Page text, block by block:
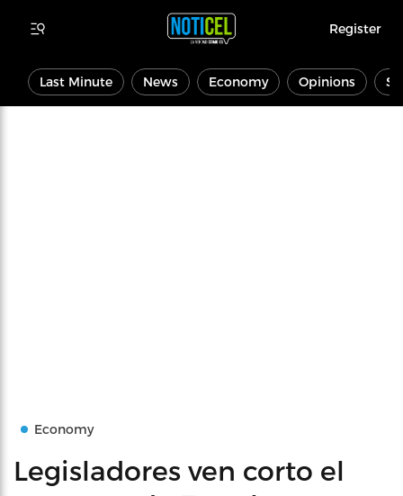
Register
Last Minute News Economy Opinions
Economy
Legisladores ven corto el